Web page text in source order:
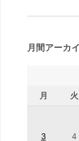
月間アーカ
月 火
3 4